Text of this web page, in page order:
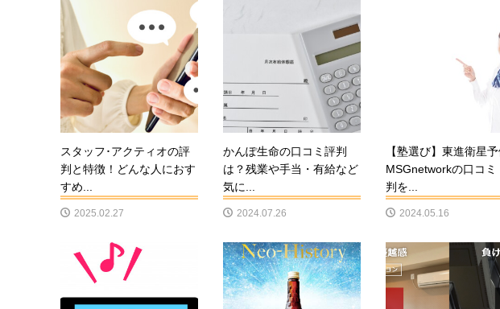
スタッフ･アクティオの評
判と特徴！どんな人におす
すめ...
2025.02.27
かんぽ生命の口コミ評判
は？残業や手当・有給など
気に...
2024.07.26
【塾選び】東進衛星
MSGnetworkの口コミ
判を...
2024.05.16